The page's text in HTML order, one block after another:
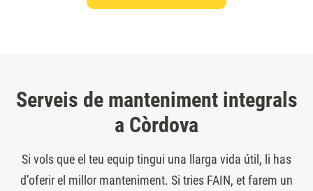
Serveis de manteniment integrals
a Còrdova
Si vols que el teu equip tingui una llarga vida útil, li has
d’oferir el millor manteniment. Si tries FAIN, et farem un